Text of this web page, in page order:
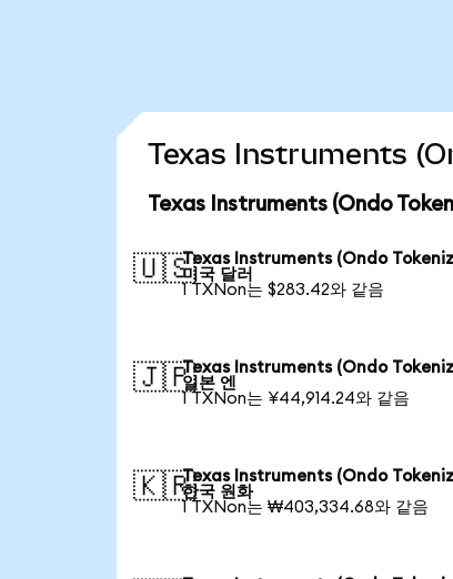
Texas Instruments
Texas Instruments (Ondo
🇺🇸Texas Instruments (Ondo
미국 달러
1 TXNon는 $283.42와 같음
🇯🇵Texas Instruments (Ondo
일본 엔
1 TXNon는 ¥44,914.24와 같음
🇰🇷Texas Instruments (Ondo
한국 원화
1 TXNon는 ₩403,334.68와 같음